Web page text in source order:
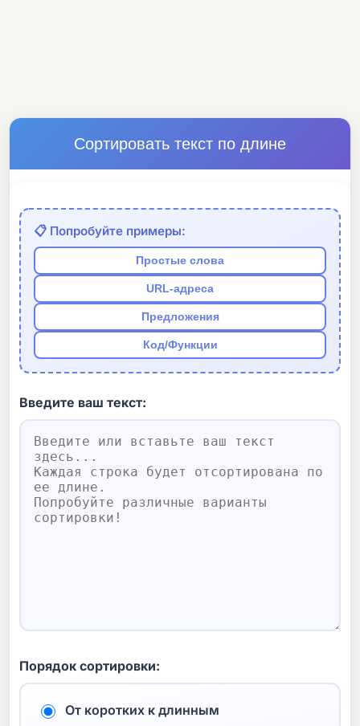
Сортировать текст по длине
📋 Попробуйте примеры:
Простые слова
URL-адреса
Предложения
Код/Функции
Введите ваш текст:
Порядок сортировки:
От коротких к длинным